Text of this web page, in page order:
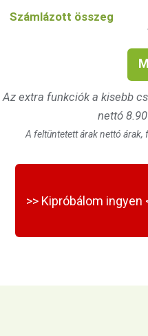
Számlázott összeg
Az extra funkciók a kisebb
nettó
A feltüntetett árak nettó árak,
>> Kipróbálom ingyen